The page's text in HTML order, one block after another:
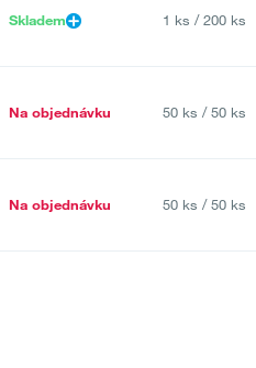
Skladem 1 ks / 200 ks
Na objednávku 50 ks / 50 ks
Na objednávku 50 ks / 50 ks